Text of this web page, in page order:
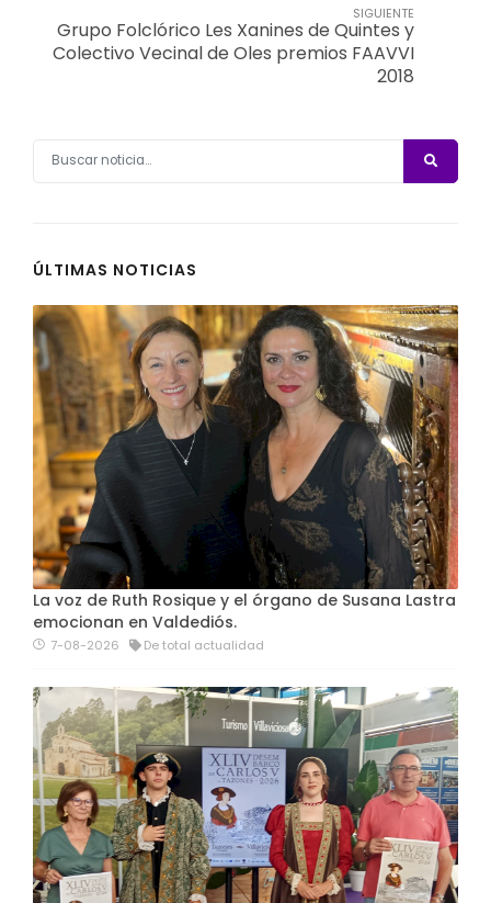
SIGUIENTE
Grupo Folclórico Les Xanines de Quintes y
Colectivo Vecinal de Oles premios FAAVVI
2018
ÚLTIMAS NOTICIAS
La voz de Ruth Rosique y el órgano de Susana Lastra
emocionan en Valdediós.
7-08-2026 De total actualidad